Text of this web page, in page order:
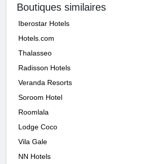
Boutiques similaires
Iberostar Hotels
Hotels.com
Thalasseo
Radisson Hotels
Veranda Resorts
Soroom Hotel
Roomlala
Lodge Coco
Vila Gale
NN Hotels